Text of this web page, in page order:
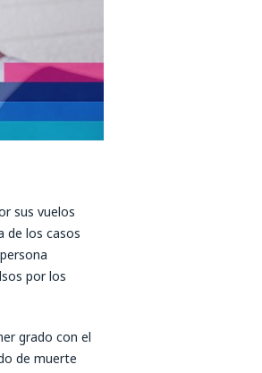
sus vuelos
de los casos
por los
grado con el
de muerte